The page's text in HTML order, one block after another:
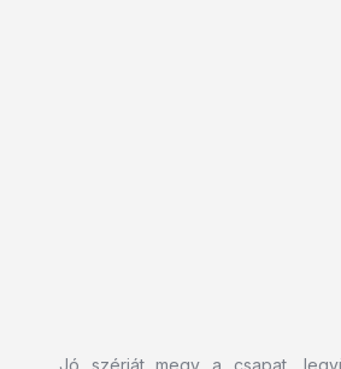
Jó szériát megy a csapat,